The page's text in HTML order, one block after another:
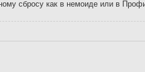
сбросу как в немоиде или в